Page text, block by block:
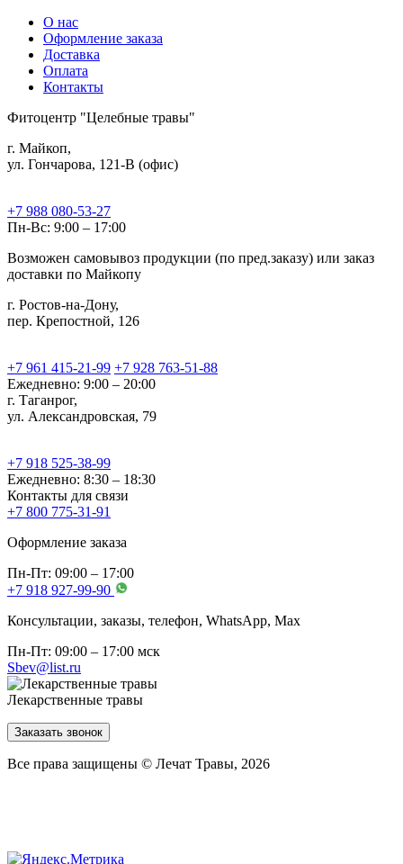
О нас
Оформление заказа
Доставка
Оплата
Контакты
Фитоцентр "Целебные травы"
г. Майкоп,
ул. Гончарова, 121-В (офис)
+7 988 080-53-27
Пн-Вс: 9:00 – 17:00
Возможен самовывоз продукции (по пред.заказу) или заказ
доставки по Майкопу
г. Ростов-на-Дону,
пер. Крепостной, 126
+7 961 415-21-99 +7 928 763-51-88
Ежедневно: 9:00 – 20:00
г. Таганрог,
ул. Александровская, 79
+7 918 525-38-99
Ежедневно: 8:30 – 18:30
Контакты для связи
+7 800 775-31-91
Оформление заказа
Пн-Пт: 09:00 – 17:00
+7 918 927-99-90
Консультации, заказы, телефон, WhatsApp, Мах
Пн-Пт: 09:00 – 17:00 мск
Sbev@list.ru
Лекарственные травы
Заказать звонок
Все права защищены © Лечат Травы, 2026